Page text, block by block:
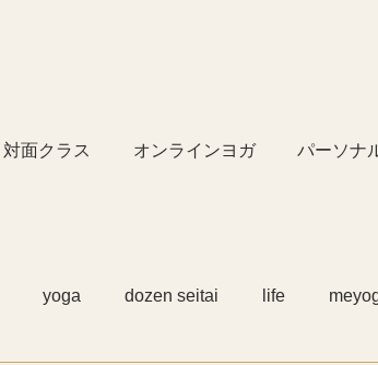
対面クラス オンラインヨガ パーソナ
yoga dozen seitai life